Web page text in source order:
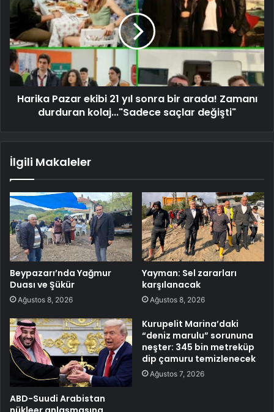
Harika Pazar ekibi 21 yıl sonra bir arada! Zamanı
durduran kolaj..."Sadece saçlar değişti"
İlgili Makaleler
Beypazarı’nda Yağmur
Duası ve Şükür
Ağustos 8, 2026
Yayman: Sel zararları
karşılanacak
Ağustos 8, 2026
ABD-Suudi Arabistan
Kurupelit Marina’daki
“deniz marulu” sorununa
neşter: 345 bin metreküp
dip çamuru temizlenecek
Ağustos 7, 2026